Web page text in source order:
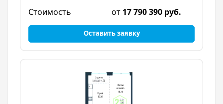
от 17 790 390 руб.
Оставить заявку